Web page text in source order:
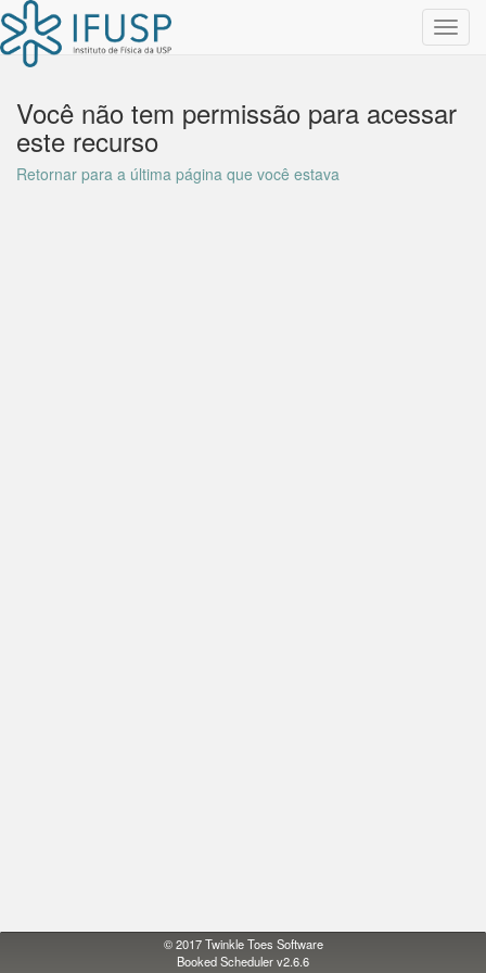
Você não tem permissão para acessar
este recurso
Retornar para a última página que você estava
© 2017Twinkle Toes Software
Booked Scheduler v2.6.6